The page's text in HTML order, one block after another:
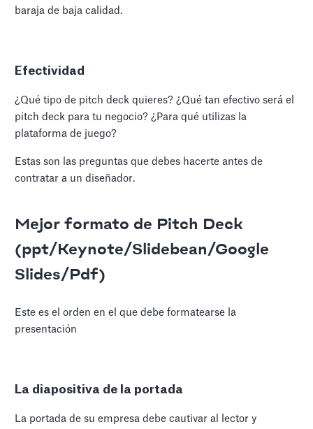
baraja de baja calidad.
Efectividad
¿Qué tipo de pitch deck quieres? ¿Qué tan efectivo será el
pitch deck para tu negocio? ¿Para qué utilizas la
plataforma de juego?
Estas son las preguntas que debes hacerte antes de
contratar a un diseñador.
Mejor formato de Pitch Deck
(ppt/Keynote/Slidebean/Google
Slides/Pdf)
Este es el orden en el que debe formatearse la
presentación
La diapositiva de la portada
La portada de su empresa debe cautivar al lector y